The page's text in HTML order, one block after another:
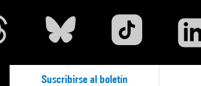
Suscribirse al boletín